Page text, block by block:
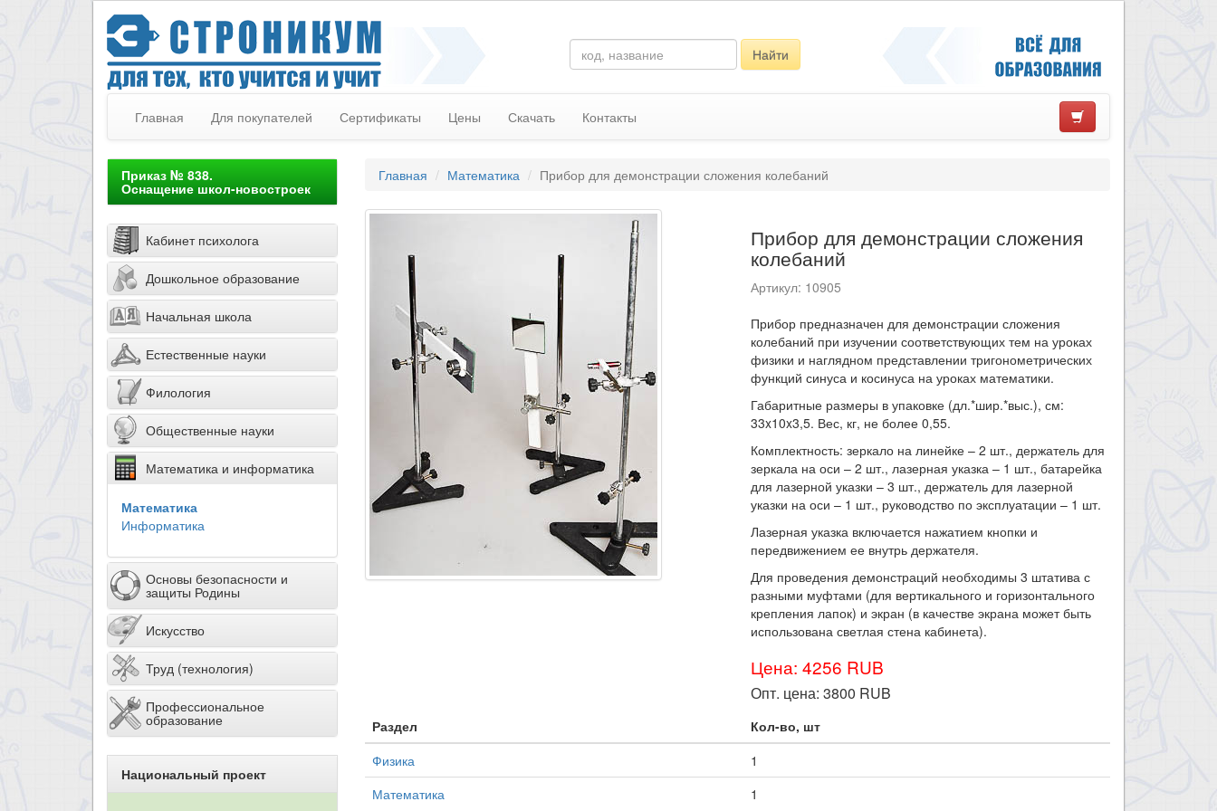
Найти
Главная Для покупателей Сертификаты Цены Скачать Контакты
Приказ № 838.
Оснащение школ-новостроек
Кабинет психолога
Дошкольное образование
Начальная школа
Естественные науки
Филология
Общественные науки
Математика и информатика
Математика
Информатика
Основы безопасности и
защиты Родины
Искусство
Труд (технология)
Профессиональное
образование
Национальный проект
Главная Математика Прибор для демонстрации сложения колебаний
Прибор для демонстрации сложения
колебаний
Артикул: 10905
​Прибор предназначен для демонстрации сложения
колебаний при изучении соответствующих тем на уроках
физики и наглядном представлении тригонометрических
функций синуса и косинуса на уроках математики.
Габаритные размеры в упаковке (дл.*шир.*выс.), см:
33x10x3,5. Вес, кг, не более 0,55.
Комплектность: зеркало на линейке – 2 шт., держатель для
зеркала на оси – 2 шт., лазерная указка – 1 шт., батарейка
для лазерной указки – 3 шт., держатель для лазерной
указки на оси – 1 шт., руководство по эксплуатации – 1 шт.
Лазерная указка включается нажатием кнопки и
передвижением ее внутрь держателя.
Для проведения демонстраций необходимы 3 штатива с
разными муфтами (для вертикального и горизонтального
крепления лапок) и экран (в качестве экрана может быть
использована светлая стена кабинета).
Цена: 4256 RUB
Опт. цена:3800 RUB
Раздел
Кол-во, шт
Физика
1
Математика
1